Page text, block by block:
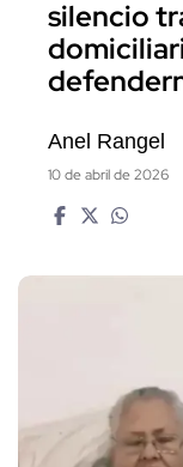
silencio
Anel Rangel
10 de abril de 2026